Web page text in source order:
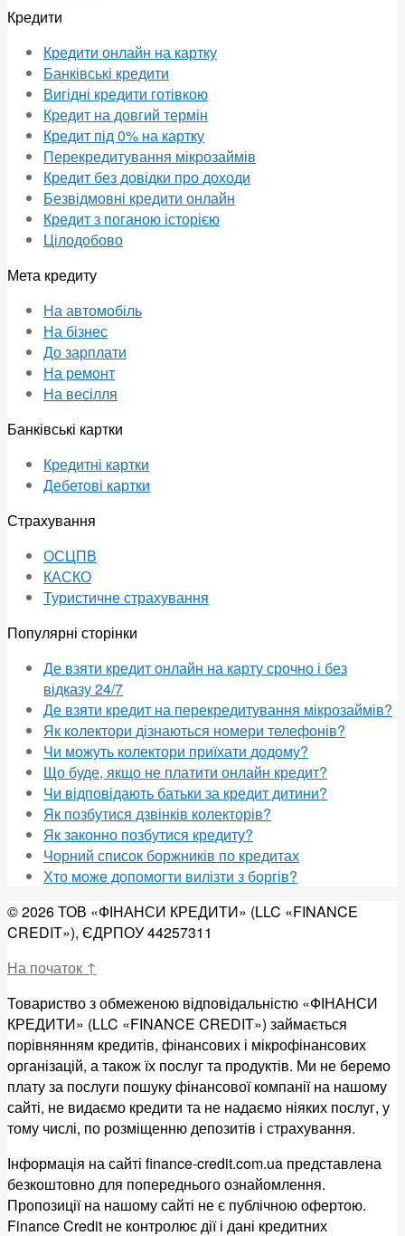
Кредити
Кредити онлайн на картку
Банківські кредити
Вигідні кредити готівкою
Кредит на довгий термін
Кредит під 0% на картку
Перекредитування мікрозаймів
Кредит без довідки про доходи
Безвідмовні кредити онлайн
Кредит з поганою історією
Цілодобово
Мета кредиту
На автомобіль
На бізнес
До зарплати
На ремонт
На весілля
Банківські картки
Кредитні картки
Дебетові картки
Страхування
ОСЦПВ
КАСКО
Туристичне страхування
Популярні сторінки
Де взяти кредит онлайн на карту срочно і без
відказу 24/7
Де взяти кредит на перекредитування мікрозаймів?
Як колектори дізнаються номери телефонів?
Чи можуть колектори приїхати додому?
Що буде, якщо не платити онлайн кредит?
Чи відповідають батьки за кредит дитини?
Як позбутися дзвінків колекторів?
Як законно позбутися кредиту?
Чорний список боржників по кредитах
Хто може допомогти вилізти з боргів?
© 2026 ТОВ «ФІНАНСИ КРЕДИТИ» (LLC «FINANCE
CREDIT»), ЄДРПОУ 44257311
На початок ↑
Товариство з обмеженою відповідальністю «ФІНАНСИ
КРЕДИТИ» (LLC «FINANCE CREDIT») займається
порівнянням кредитів, фінансових і мікрофінансових
організацій, а також їх послуг та продуктів. Ми не беремо
плату за послуги пошуку фінансової компанії на нашому
сайті, не видаємо кредити та не надаємо ніяких послуг, у
тому числі, по розміщенню депозитів і страхування.
Інформація на сайті finance-credit.com.ua представлена
безкоштовно для попереднього ознайомлення.
Пропозиції на нашому сайті не є публічною офертою.
Finance Credit не контролює дії і дані кредитних